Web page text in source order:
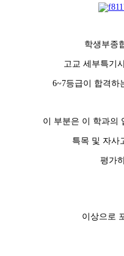
학생부종
고교 세부특기
6~7등급이 합격하
이 부분은 이 학과의
특목 및 자사
평가
이상으로